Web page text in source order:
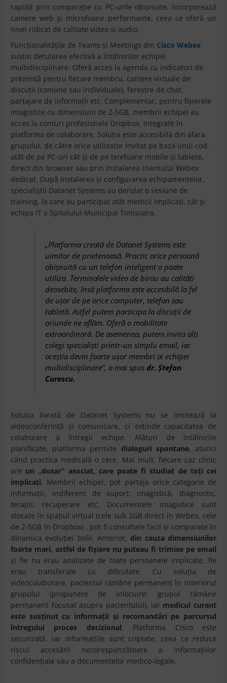
rapidă prin comparaţie cu PC-urile obişnuite, încorporează
camere web şi microfoane performante, ceea ce oferă un
nivel ridicat de calitate video şi audio.
Funcţionalităţile de Teams şi Meetings din Cisco Webex
susţin derularea efectivă a întâlnirilor echipei
multidisciplinare. Oferă acces la agenda cu indicatori de
prezenţă pentru fiecare membru, camere virtuale de
discuţii (comune sau individuale), ferestre de chat,
partajare de informaţii etc. Complementar, pentru fişierele
imagistice cu dimensiuni de 2-5GB, membrii echipei au
acces la conturi profesionale Dropbox, integrate în
platforma de colaborare. Soluţia este accesibilă din afara
grupului, de către orice utilizator invitat pe baza unui cod,
atât de pe PC-uri cât şi de pe telefoane mobile şi tablete,
direct din browser sau prin instalarea clientului Webex
dedicat. După instalarea şi configurarea echipamentelor,
specialiştii Datanet Systems au derulat o sesiune de
training, la care au participat atât medicii implicaţi, cât şi
echipa IT a Spitalului Municipal Timişoara.
„Platforma creată de Datanet Systems este
uimitor de prietenoasă. Practic orice persoană
obişnuită cu un telefon inteligent o poate
utiliza. Terminalele video de birou au calităţi
deosebite, însă platforma este accesibilă la fel
de uşor de pe orice computer, telefon sau
tabletă. Astfel putem participa la discuţii de
oriunde ne aflăm. Oferă o mobilitate
extraordinară. De asemenea, putem invita alţi
colegi specialişti printr-un simplu email, iar
aceştia devin foarte uşor membri ai echipei
multidisciplinare”, a mai spusdr. Ştefan
Curescu.
Soluţia livrată de Datanet Systems nu se limitează la
videoconferinţă şi comunicare, ci extinde capacitatea de
colaborare a întregii echipe. Alături de întâlnirile
planificate, platforma permite dialoguri spontane, atunci
când practica medicală o cere. Mai mult, fiecare caz clinic
are un „dosar” asociat, care poate fi studiat de toţi cei
implicaţi. Membrii echipei, pot partaja orice categorie de
informaţii, indiferent de suport: imagistică, diagnostic,
terapii, recuperare etc. Documentele imagistice sunt
stocate în spaţiul virtual (cele sub 2GB direct în Webex, cele
de 2-5GB în Dropbox) , pot fi consultate facil şi comparate în
dinamica evoluţiei bolii. Anterior, din cauza dimensiunilor
foarte mari, astfel de fişiere nu puteau fi trimise pe email
şi fie nu erau analizate de toate persoanele implicate, fie
erau transferate cu dificutate. Cu soluţia de
videocolaborare, pacientul rămâne permanent în interiorul
grupului (propunere de inlocuire: grupul rămâne
permanent focusat asupra pacientului), iar medicul curant
este susţinut cu informaţii şi recomandări pe parcursul
întregului proces decizional. Platforma Cisco este
securizată, iar informaţiile sunt criptate, ceea ce reduce
riscul accesării necorespunzătoare a informaţiilor
confidenţiale sau a documentelor medico-legale.